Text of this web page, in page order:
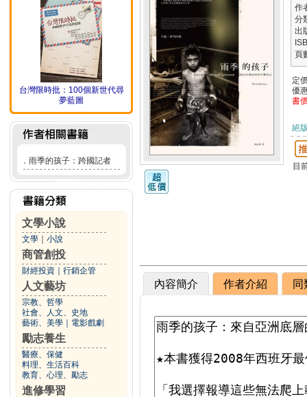
台灣限時批：100個新世代尋
夢藍圖
． 雨季的孩子：跨國記者
文學小說
文學 小說
商管創投
財經投資 行銷企管
人文藝坊
宗教、哲學
社會、人文、史地
藝術、美學
電影戲劇
勵志養生
醫療、保健
料理、生活百科
教育、心理、勵志
進修學習
作
分
出
頁
定
優
書
絕
目
內容簡介 作者介紹 同